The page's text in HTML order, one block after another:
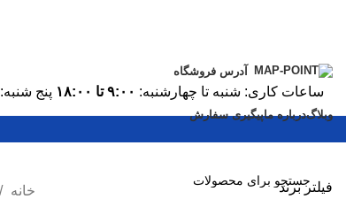
آدرس فروشگاه
ساعات کاری: شنبه تا چهارشنبه: ۹:۰۰ تا ۱۸:۰۰ پنج شنبه:
وبلاگدرباره ماپیگیری سفارش
فیلتر برند خانه